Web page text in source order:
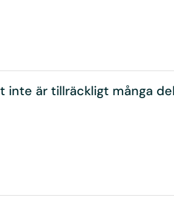
inte är tillräckligt många